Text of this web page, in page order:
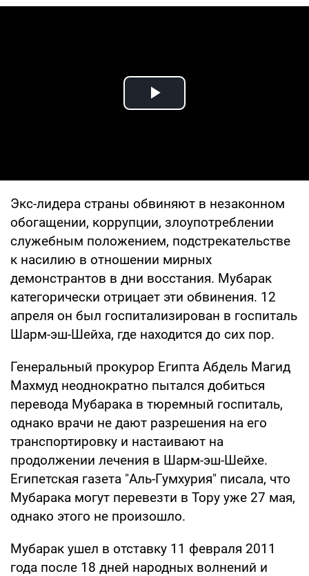
Play Video
Экс-лидера страны обвиняют в незаконном
обогащении, коррупции, злоупотреблении
служебным положением, подстрекательстве
к насилию в отношении мирных
демонстрантов в дни восстания. Мубарак
категорически отрицает эти обвинения. 12
апреля он был госпитализирован в госпиталь
Шарм-эш-Шейха, где находится до сих пор.
Генеральный прокурор Египта Абдель Магид
Махмуд неоднократно пытался добиться
перевода Мубарака в тюремный госпиталь,
однако врачи не дают разрешения на его
транспортировку и настаивают на
продолжении лечения в Шарм-эш-Шейхе.
Египетская газета "Аль-Гумхурия" писала, что
Мубарака могут перевезти в Тору уже 27 мая,
однако этого не произошло.
Мубарак ушел в отставку 11 февраля 2011
года после 18 дней народных волнений и